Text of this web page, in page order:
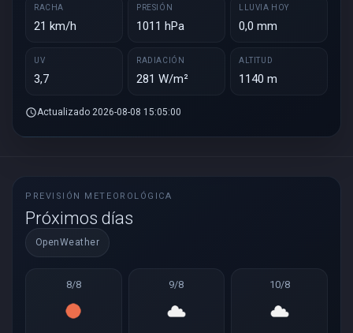
RACHA
21 km/h
PRESIÓN
1011 hPa
LLUVIA HOY
0,0 mm
UV
3,7
RADIACIÓN
281 W/m²
ALTITUD
1140 m
scheduleActualizado 2026-08-08 15:05:00
PREVISIÓN METEOROLÓGICA
Próximos días
OpenWeather
8/8 9/8 10/8